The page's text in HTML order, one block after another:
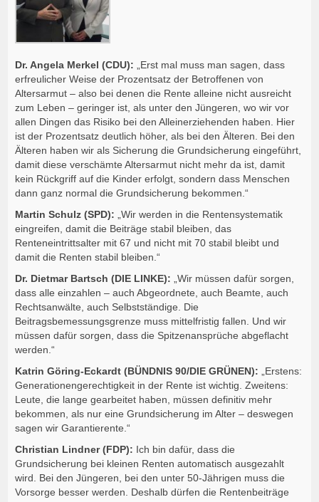
Dr. Angela Merkel (CDU):„Erst mal muss man sagen, dass
erfreulicher Weise der Prozentsatz der Betroffenen von
Altersarmut – also bei denen die Rente alleine nicht ausreicht
zum Leben – geringer ist, als unter den Jüngeren, wo wir vor
allen Dingen das Risiko bei den Alleinerziehenden haben. Hier
ist der Prozentsatz deutlich höher, als bei den Älteren. Bei den
Älteren haben wir als Sicherung die Grundsicherung eingeführt,
damit diese verschämte Altersarmut nicht mehr da ist, damit
kein Rückgriff auf die Kinder erfolgt, sondern dass Menschen
dann ganz normal die Grundsicherung bekommen.“
Martin Schulz (SPD):„Wir werden in die Rentensystematik
eingreifen, damit die Beiträge stabil bleiben, das
Renteneintrittsalter mit 67 und nicht mit 70 stabil bleibt und
damit die Renten stabil bleiben.“
Dr. Dietmar Bartsch (DIE LINKE):„Wir müssen dafür sorgen,
dass alle einzahlen – auch Abgeordnete, auch Beamte, auch
Rechtsanwälte, auch Selbstständige. Die
Beitragsbemessungsgrenze muss mittelfristig fallen. Und wir
müssen dafür sorgen, dass die Spitzenansprüche abgeflacht
werden.“
Katrin Göring-Eckardt (BÜNDNIS 90/DIE GRÜNEN):„Erstens:
Generationengerechtigkeit in der Rente ist wichtig. Zweitens:
Leute, die lange gearbeitet haben, müssen definitiv mehr
bekommen, als nur eine Grundsicherung im Alter – deswegen
sagen wir Garantierente.“
Christian Lindner (FDP): Ich bin dafür, dass die
Grundsicherung bei kleinen Renten automatisch ausgezahlt
wird. Bei den Jüngeren, bei den unter 50-Jährigen muss die
Vorsorge besser werden. Deshalb dürfen die Rentenbeiträge